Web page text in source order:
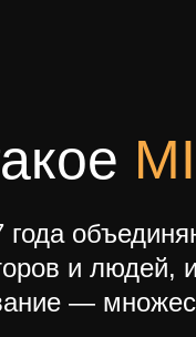
года
и людей,
—